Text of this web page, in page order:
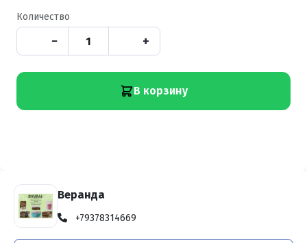
Количество
− +
В корзину
Веранда
+79378314669